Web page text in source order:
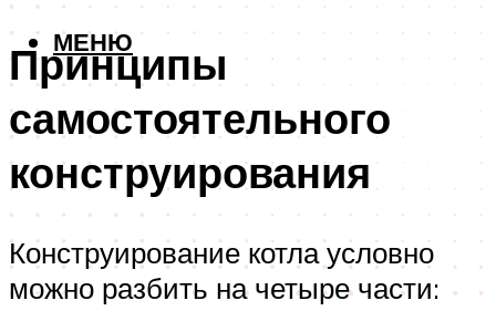
МЕНЮ
Принципы
самостоятельного
конструирования
Конструирование котла условно
можно разбить на четыре части: